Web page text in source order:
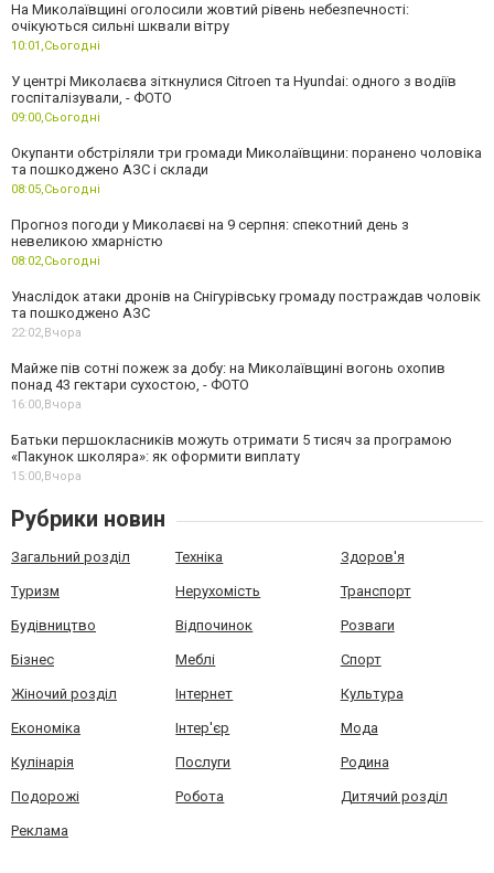
На Миколаївщині оголосили жовтий рівень небезпечності:
очікуються сильні шквали вітру
10:01,Сьогодні
У центрі Миколаєва зіткнулися Citroen та Hyundai: одного з водіїв
госпіталізували, - ФОТО
09:00,Сьогодні
Окупанти обстріляли три громади Миколаївщини: поранено чоловіка
та пошкоджено АЗС і склади
08:05,Сьогодні
Прогноз погоди у Миколаєві на 9 серпня: спекотний день з
невеликою хмарністю
08:02,Сьогодні
Унаслідок атаки дронів на Снігурівську громаду постраждав чоловік
та пошкоджено АЗС
22:02, Вчора
Майже пів сотні пожеж за добу: на Миколаївщині вогонь охопив
понад 43 гектари сухостою, - ФОТО
16:00, Вчора
Батьки першокласників можуть отримати 5 тисяч за програмою
«Пакунок школяра»: як оформити виплату
15:00, Вчора
Рубрики новин
Загальний розділ Техніка Здоров'я
Туризм Нерухомість Транспорт
Будівництво Відпочинок Розваги
Бізнес Меблі Спорт
Жіночий розділ Інтернет Культура
Економіка Інтер'єр Мода
Кулінарія Послуги Родина
Подорожі Робота Дитячий розділ
Реклама